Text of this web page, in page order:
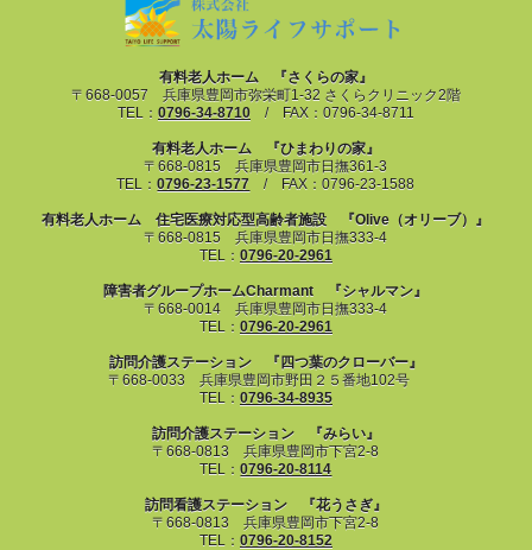
有料老人ホーム 『さくらの家』
〒668-0057 兵庫県豊岡市弥栄町1-32 さくらクリニック2階
TEL： 0796-34-8710/ FAX：0796-34-8711
有料老人ホーム 『ひまわりの家』
〒668-0815 兵庫県豊岡市日撫361-3
TEL：0796-23-1577 / FAX：0796-23-1588
有料老人ホーム 住宅医療対応型高齢者施設 『Olive（オリーブ）』
〒668-0815 兵庫県豊岡市日撫333-4
TEL： 0796-20-2961
障害者グループホームCharmant 『シャルマン』
〒668-0014 兵庫県豊岡市日撫333-4
TEL： 0796-20-2961
訪問介護ステーション 『四つ葉のクローバー』
〒668-0033 兵庫県豊岡市野田２５番地102号
TEL： 0796-34-8935
訪問介護ステーション 『みらい』
〒668-0813 兵庫県豊岡市下宮2-8
TEL：0796-20-8114
訪問看護ステーション 『花うさぎ』
〒668-0813 兵庫県豊岡市下宮2-8
TEL： 0796-20-8152